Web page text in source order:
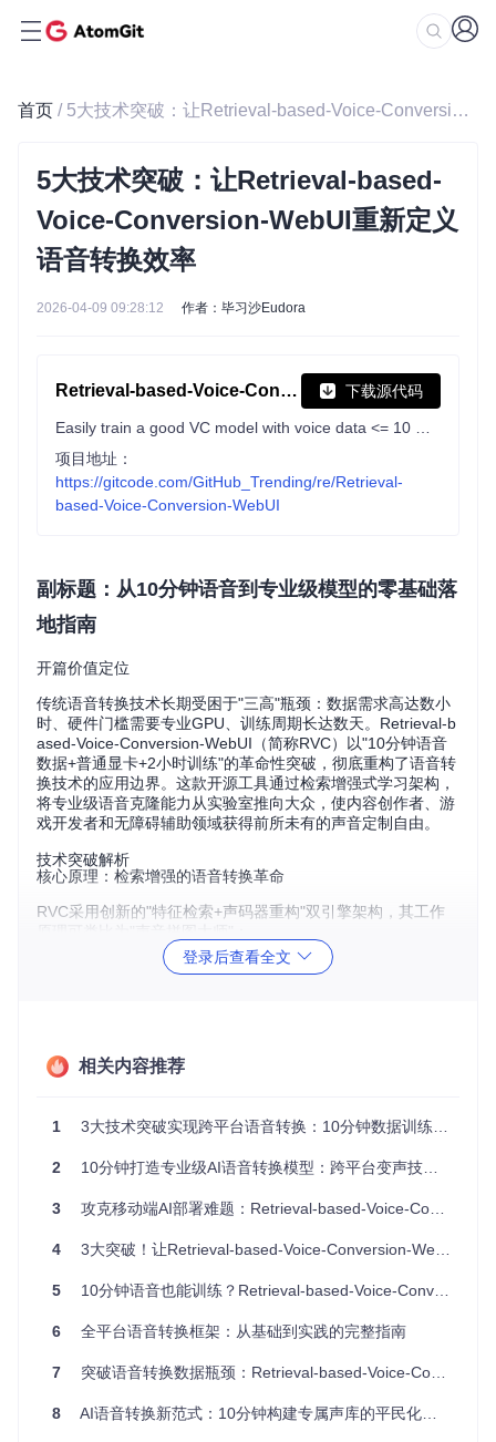
首页 / 5大技术突破：让Retrieval-based-Voice-Conversion-WebUI重新定义语音转换效率
5大技术突破：让Retrieval-based-
Voice-Conversion-WebUI重新定义
语音转换效率
2026-04-09 09:28:12 作者：毕习沙Eudora
Retrieval-based-Voice-Conversion-WebUI 下载源代码
项目地址：
https://gitcode.com/GitHub_Trending/re/Retrieval-
based-Voice-Conversion-WebUI
副标题：从10分钟语音到专业级模型的零基础落
地指南
开篇价值定位
传统语音转换技术长期受困于"三高"瓶颈：数据需求高达数小
时、硬件门槛需要专业GPU、训练周期长达数天。Retrieval-b
ased-Voice-Conversion-WebUI（简称RVC）以"10分钟语音
数据+普通显卡+2小时训练"的革命性突破，彻底重构了语音转
换技术的应用边界。这款开源工具通过检索增强式学习架构，
将专业级语音克隆能力从实验室推向大众，使内容创作者、游
戏开发者和无障碍辅助领域获得前所未有的声音定制自由。
技术突破解析
核心原理：检索增强的语音转换革命
RVC采用创新的"特征检索+声码器重构"双引擎架构，其工作
（HuBERT模型）：如同刑侦专家提取指纹
声音重建工厂（声码器合成）：犹如精密的声音3D打印
机，将匹配特征重组为自然语音
技术代际差异对比表
技术指
传统语音转换 RVC检索式转换
技术
数据需
4-10小时专业录
10-30分钟普通语
↓9
间
端GPU）
卡）
2%
硬件门
槛
专业GPU（12G
B+显存）
普通消费级显卡
（4GB显存）
转换延
0.5-2秒 <100毫秒
↓8
音色相
↑3
登录后查看全文
相关内容推荐
1 3大技术突破实现跨平台语音转换：10分钟数据训练专业级变声模型全攻略
2 10分钟打造专业级AI语音转换模型：跨平台变声技术完全指南
3 攻克移动端AI部署难题：Retrieval-based-Voice-Conversion-WebUI全流程实战
4 3大突破！让Retrieval-based-Voice-Conversion-WebUI模型在移动端实现实时语音转换
5 10分钟语音也能训练？Retrieval-based-Voice-Conversion-WebUI让AI变声触手可及
6 全平台语音转换框架：从基础到实践的完整指南
7 突破语音转换数据瓶颈：Retrieval-based-Voice-Conversion-WebUI的技术革新
8 AI语音转换新范式：10分钟构建专属声库的平民化解决方案